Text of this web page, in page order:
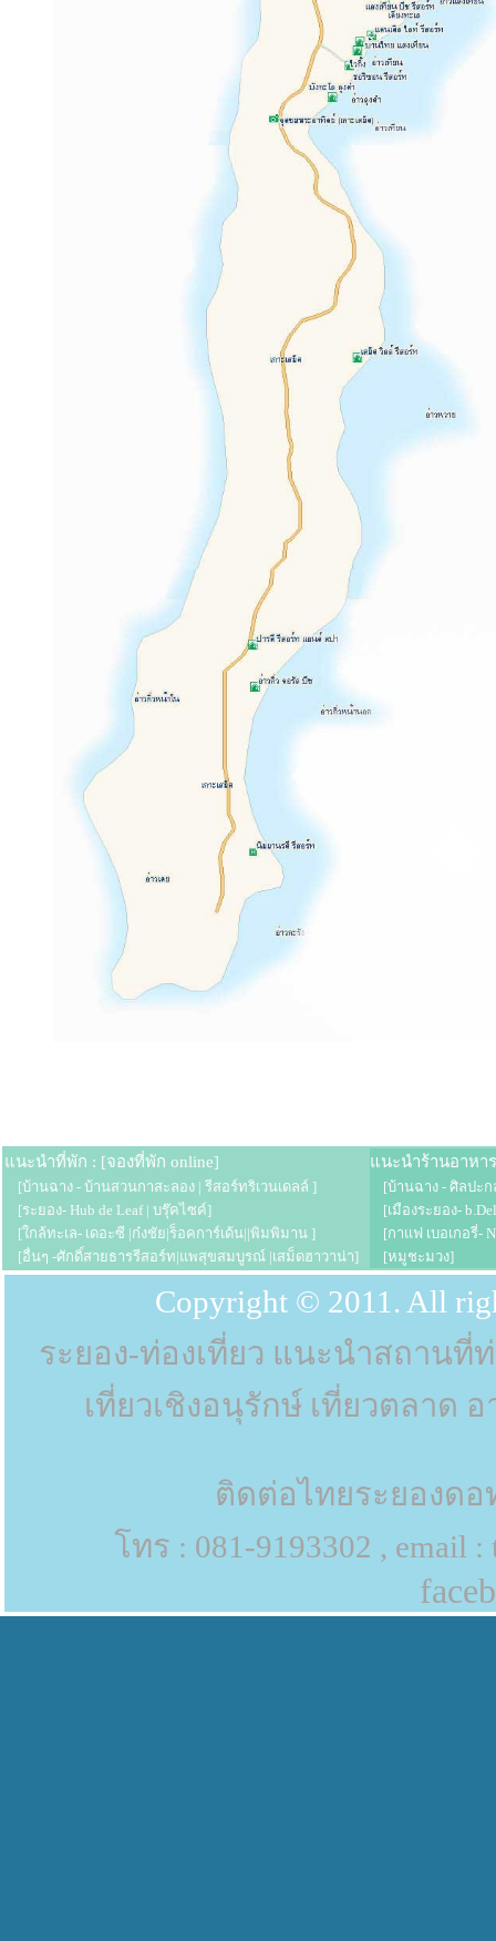
แนะนำที่พัก : [จองที่พัก online]
[บ้านฉาง - บ้านสวนกาสะลอง | รีสอร์ทริเวนเดลล์ ]
[ระยอง- Hub de Leaf | บรุ๊คไซค์]
[ใกล้ทะเล- เดอะซี |ก๋งชัย|ร็อคการ์เด้น||พิมพิมาน ]
[อื่นๆ -ศักดิ์สายธารรีสอร์ท|แพสุขสมบูรณ์ |เสม็ดฮาวาน่า]
แนะนำร้านอาหา
[บ้านฉาง - ศิลปะก
[เมืองระยอง-
[กาแฟ เบอเกอรี่-
[หมูชะมวง]
Copyright © 2011. All
ระยอง-ท่องเที่ยว แนะนำสถานที่ท่
เที่ยวเชิงอนุรักษ์ เที่ยวตลาด
ติดต่อไทยระยองด
โทร : 081-9193302 , email :